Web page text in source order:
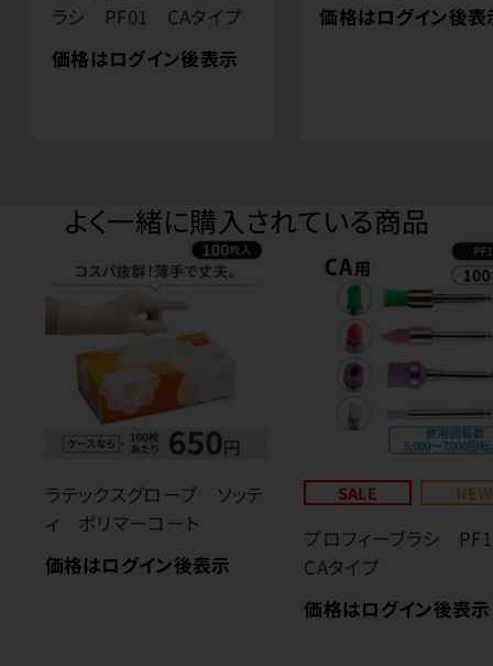
ラシ PF01 CAタイプ
価格はログイン後表示
価格はログイン後表
よく一緒に購入されている商品
ラテックスグローブ ソッテ
ィ ポリマーコート
価格はログイン後表示
SALE NEW
プロフィーブラシ
CAタイプ
価格はログイン後表示